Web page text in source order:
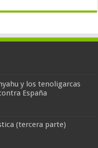
y los tenoligarcas
España
(tercera parte)